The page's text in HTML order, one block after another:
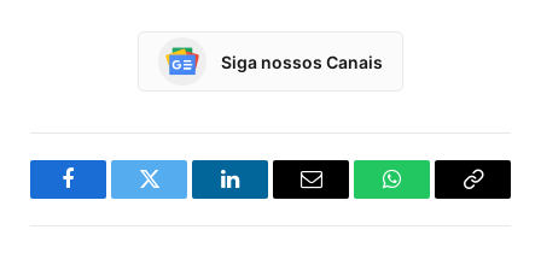
Siga nossos Canais
FacebookTwitter LinkedInEmail WhatsAppCopy